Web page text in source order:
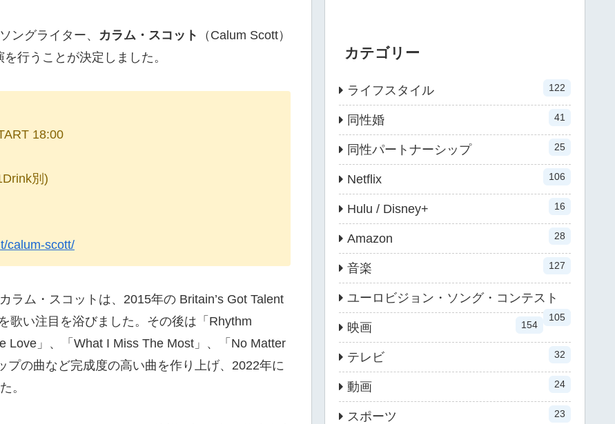
ングライター、 カラム・スコット
（Calum Scott）
行うことが決定しました。
18:00
別)
calum-scott/
ラム・スコットは、2015年の Britain’s Got Talent
歌い注目を浴びました。その後は「Rhythm
Love」、「What I Miss The Most」、「No Matter
の曲など完成度の高い曲を作り上げ、2022年に
。
カテゴリー
ライフスタイル 122
同性婚 41
同性パートナーシップ 25
Netflix 106
Hulu / Disney+ 16
Amazon 28
音楽 127
ユーロビジョン・ソング・コンテスト
105
映画 154
テレビ 32
動画 24
スポーツ 23